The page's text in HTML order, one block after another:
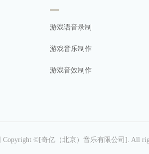
游戏语音录制
游戏音乐制作
游戏音效制作
Copyright ©[奇亿（北京）音乐有限公司]. All